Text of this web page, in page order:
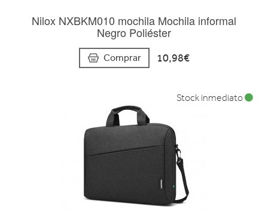
Nilox NXBKM010 mochila Mochila informal
Negro Poliéster
Comprar 10,98€
Stock inmediato